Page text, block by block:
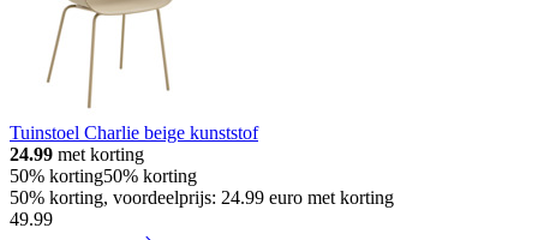
Tuinstoel Charlie beige kunststof
24.99 met korting
50% korting50% korting
50% korting, voordeelprijs: 24.99 euro met korting
49.99